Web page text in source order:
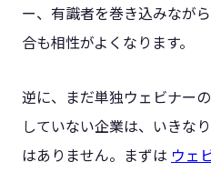
ー、有識者を巻き込みなが
合も相性がよくなります。
逆に、まだ単独ウェビナー
していない企業は、いきな
はありません。まずは ウェ